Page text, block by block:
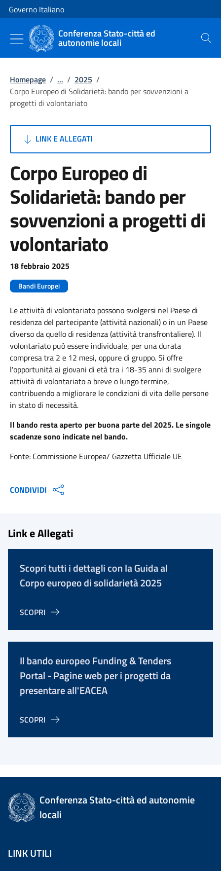
Vai al contenuto
Vai alla navigazione del sito
Governo Italiano
Conferenza Stato-città ed
autonomie locali Cerca
Homepage / ... / 2025 /
Corpo Europeo di Solidarietà: bando per sovvenzioni a
progetti di volontariato
LINK E ALLEGATI
Corpo Europeo di
Solidarietà: bando per
sovvenzioni a progetti di
volontariato
18 febbraio 2025
Bandi Europei
Le attività di volontariato possono svolgersi nel Paese di
residenza del partecipante (attività nazionali) o in un Paese
diverso da quello di residenza (attività transfrontaliere). Il
volontariato può essere individuale, per una durata
compresa tra 2 e 12 mesi, oppure di gruppo. Si offre
l'opportunità ai giovani di età tra i 18-35 anni di svolgere
attività di volontariato a breve o lungo termine,
contribuendo a migliorare le condizioni di vita delle persone
in stato di necessità.
Il bando resta aperto per buona parte del 2025. Le singole
scadenze sono indicate nel bando.
Fonte: Commissione Europea/ Gazzetta Ufficiale UE
CONDIVIDI
Link e Allegati
Scopri tutti i dettagli con la Guida al
Corpo europeo di solidarietà 2025
SCOPRI
Il bando europeo Funding & Tenders
Portal - Pagine web per i progetti da
presentare all'EACEA
SCOPRI
Conferenza Stato-città ed autonomie
locali
LINK UTILI